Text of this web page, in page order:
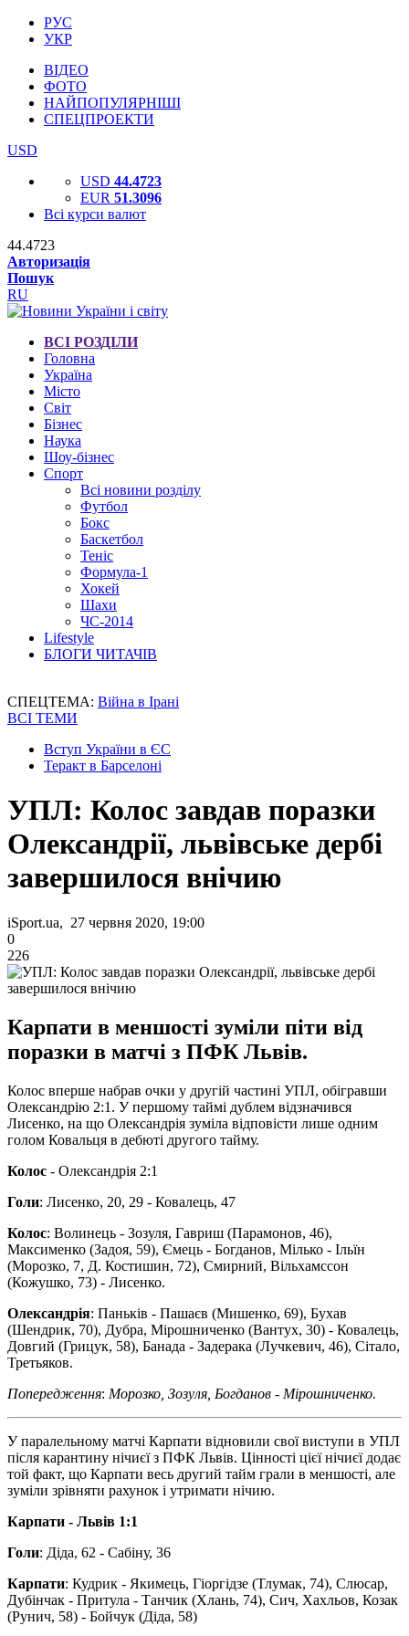
РУС
УКР
ВІДЕО
ФОТО
НАЙПОПУЛЯРНІШІ
СПЕЦПРОЕКТИ
USD
USD 44.4723
EUR 51.3096
Всі курси валют
44.4723
Авторизація
Пошук
RU
ВСІ РОЗДІЛИ
Головна
Україна
Місто
Світ
Бізнес
Наука
Шоу-бізнес
Спорт
Всі новини розділу
Футбол
Бокс
Баскетбол
Теніс
Формула-1
Хокей
Шахи
ЧС-2014
Lifestyle
БЛОГИ ЧИТАЧІВ
СПЕЦТЕМА: Війна в Ірані
ВСІ ТЕМИ
Вступ України в ЄС
Теракт в Барселоні
УПЛ: Колос завдав поразки
Олександрії, львівське дербі
завершилося внічию
iSport.ua, 27 червня 2020, 19:00
0
226
Карпати в меншості зуміли піти від
поразки в матчі з ПФК Львів.
Колос вперше набрав очки у другій частині УПЛ, обігравши
Олександрію 2:1. У першому таймі дублем відзначився
Лисенко, на що Олександрія зуміла відповісти лише одним
голом Ковальця в дебюті другого тайму.
Колос - Олександрія 2:1
Голи: Лисенко, 20, 29 - Ковалець, 47
Колос: Волинець - Зозуля, Гавриш (Парамонов, 46),
Максименко (Задоя, 59), Ємець - Богданов, Мілько - Ільїн
(Морозко, 7, Д. Костишин, 72), Смирний, Вільхамссон
(Кожушко, 73) - Лисенко.
Олександрія: Паньків - Пашаєв (Мишенко, 69), Бухав
(Шендрик, 70), Дубра, Мірошниченко (Вантух, 30) - Ковалець,
Довгий (Грицук, 58), Банада - Задерака (Лучкевич, 46), Сітало,
Третьяков.
Попередження: Морозко, Зозуля, Богданов - Мірошниченко.
У паралельному матчі Карпати відновили свої виступи в УПЛ
після карантину нічиєї з ПФК Львів. Цінності цієї нічиєї додає
той факт, що Карпати весь другий тайм грали в меншості, але
зуміли зрівняти рахунок і утримати нічию.
Карпати - Львів 1:1
Голи: Діда, 62 - Сабіну, 36
Карпати: Кудрик - Якимець, Гіоргідзе (Тлумак, 74), Слюсар,
Дубінчак - Притула - Танчик (Хлань, 74), Сич, Хахльов, Козак
(Рунич, 58) - Бойчук (Діда, 58)